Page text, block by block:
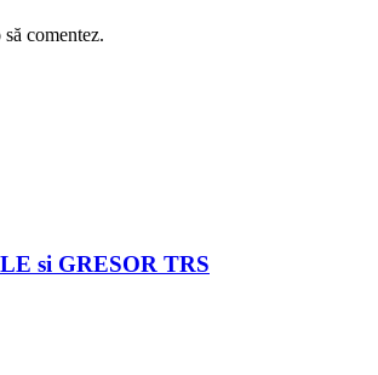
comentez.
si GRESOR TRS